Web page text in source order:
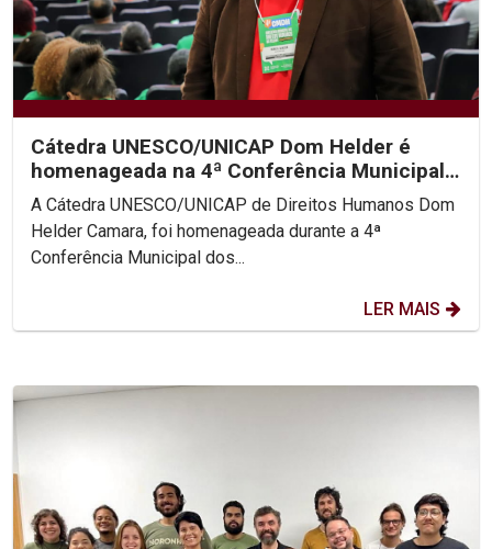
Cátedra UNESCO/UNICAP Dom Helder é
homenageada na 4ª Conferência Municipal
de Direitos Humanos do...
A Cátedra UNESCO/UNICAP de Direitos Humanos Dom
Helder Camara, foi homenageada durante a 4ª
Conferência Municipal dos...
LER MAIS